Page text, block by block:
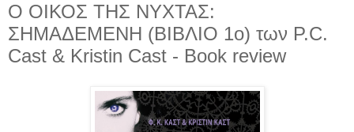
Ο ΟΙΚΟΣ ΤΗΣ ΝΥΧΤΑΣ:
ΣΗΜΑΔΕΜΕΝΗ (ΒΙΒΛΙΟ 1ο) των P.C.
Cast & Kristin Cast - Book review